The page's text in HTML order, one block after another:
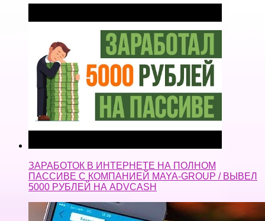
ЗАРАБОТОК В ИНТЕРНЕТЕ НА ПОЛНОМ
ПАССИВЕ С КОМПАНИЕЙ MAYA-GROUP / ВЫВЕЛ
5000 РУБЛЕЙ НА ADVCASH